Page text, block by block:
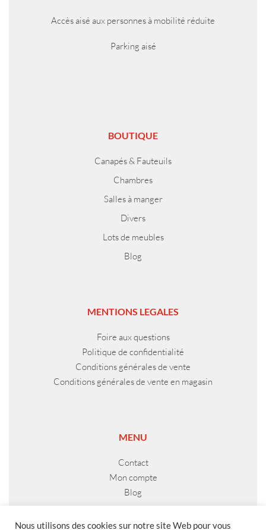
Accès aisé aux personnes à mobilité réduite
Parking aisé
BOUTIQUE
Canapés & Fauteuils
Chambres
Salles à manger
Divers
Lots de meubles
Blog
MENTIONS LEGALES
Foire aux questions
Politique de confidentialité
Conditions générales de vente
Conditions générales de vente en magasin
MENU
Contact
Mon compte
Blog
Nous utilisons des cookies sur notre site Web pour vous